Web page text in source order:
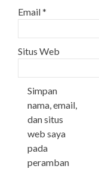
Email*
Situs Web
Simpan
nama, email,
dan situs
web saya
pada
peramban